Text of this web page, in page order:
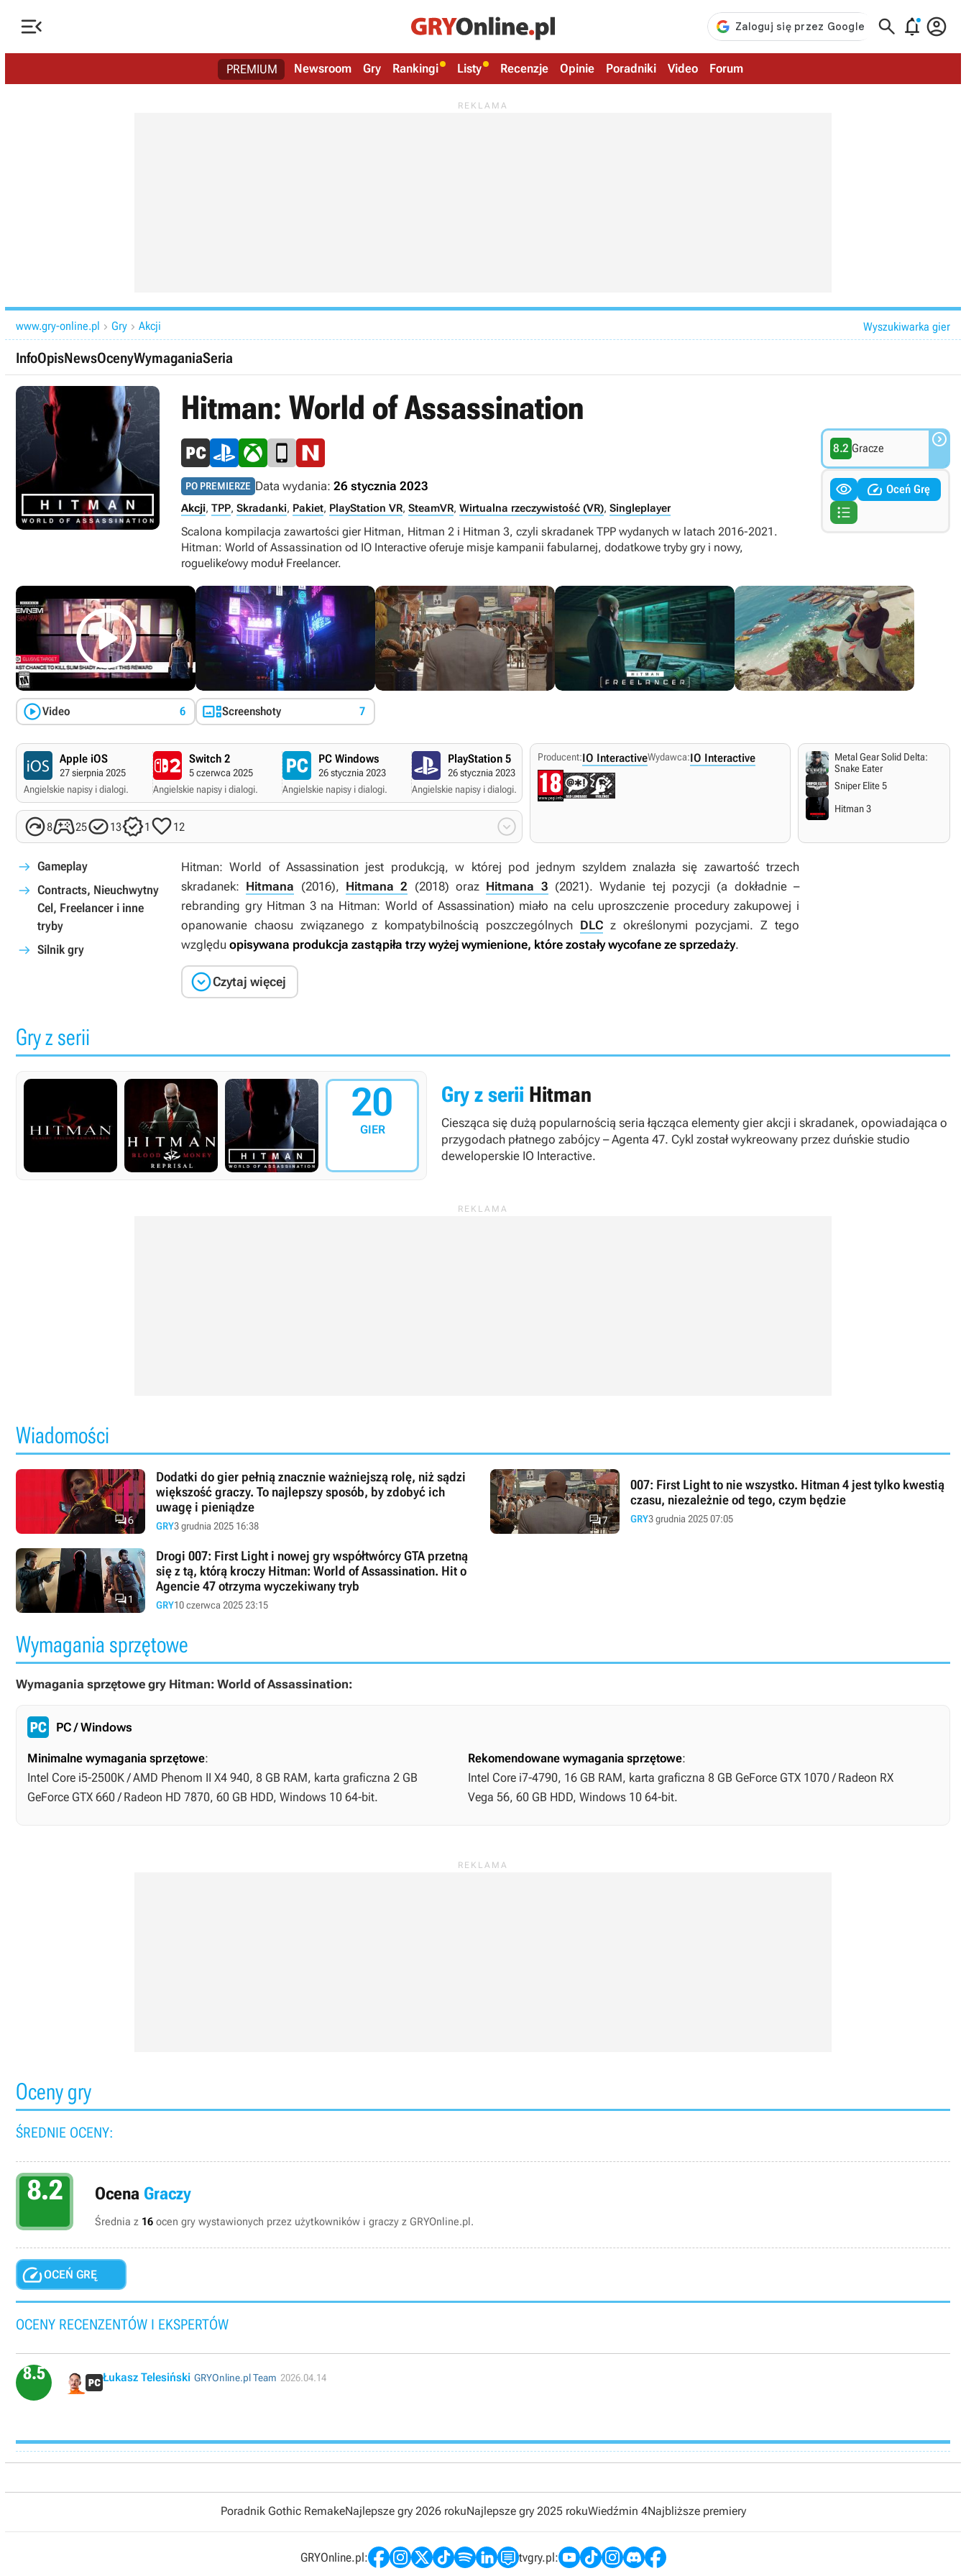
   
PREMIUM Newsroom Gry Rankingi Listy Recenzje Opinie Poradniki Video Forum
www.gry-online.pl  Gry  Akcji Wyszukiwarka gier
InfoOpisNewsOcenyWymaganiaSeria
Hitman: World of Assassination
PO PREMIERZE Data wydania: 26 stycznia 2023
Akcji, TPP, Skradanki, Pakiet, PlayStation VR, SteamVR, Wirtualna rzeczywistość (VR), Singleplayer
Scalona kompilacja zawartości gier Hitman, Hitman 2 i Hitman 3, czyli skradanek TPP wydanych w latach 2016-2021.
Hitman: World of Assassination od IO Interactive oferuje misje kampanii fabularnej, dodatkowe tryby gry i nowy,
roguelike’owy moduł Freelancer.
8.2 Gracze 
  Oceń Grę


Video 6 Screenshoty 7
Apple iOS
27 sierpnia 2025
Angielskie napisy i dialogi.
Switch 2
5 czerwca 2025
Angielskie napisy i dialogi.
PC Windows
26 stycznia 2023
Angielskie napisy i dialogi.
PlayStation 5
26 stycznia 2023
Angielskie napisy i dialogi.
PlayStation 4
26 stycznia 2023
Angielskie napisy i dialogi.
Xbox One Xbox Series X/S
26 stycznia 2023
Angielskie napisy i dialogi.
825131 12 
Producent:IO InteractiveWydawca:IO Interactive
Metal Gear Solid Delta:
Snake Eater
Sniper Elite 5
Hitman 3
Gameplay
Contracts, Nieuchwytny
Cel, Freelancer i inne
tryby
Silnik gry
Hitman: World of Assassination jest produkcją, w której pod jednym szyldem znalazła się zawartość trzech
skradanek: Hitmana (2016), Hitmana 2 (2018) oraz Hitmana 3 (2021). Wydanie tej pozycji (a dokładnie –
rebranding gry Hitman 3na Hitman: World of Assassination) miało na celu uproszczenie procedury zakupowej i
opanowanie chaosu związanego z kompatybilnością poszczególnych DLC z określonymi pozycjami. Z tego
względu opisywana produkcja zastąpiła trzy wyżej wymienione, które zostały wycofane ze sprzedaży.
Czytaj więcej
Gry z serii
20
GIER
Gry z serii Hitman
Ciesząca się dużą popularnością seria łącząca elementy gier akcji i skradanek, opowiadająca o
przygodach płatnego zabójcy – Agenta 47. Cykl został wykreowany przez duńskie studio
deweloperskie IO Interactive.
Wiadomości
6
Dodatki do gier pełnią znacznie ważniejszą rolę, niż sądzi
większość graczy. To najlepszy sposób, by zdobyć ich
uwagę i pieniądze
GRY3 grudnia 2025 16:38 7
007: First Light to nie wszystko. Hitman 4 jest tylko kwestią
czasu, niezależnie od tego, czym będzie
GRY3 grudnia 2025 07:05
1
Drogi 007: First Light i nowej gry współtwórcy GTA przetną
się z tą, którą kroczy Hitman: World of Assassination. Hit o
Agencie 47 otrzyma wyczekiwany tryb
GRY10 czerwca 2025 23:15
Wymagania sprzętowe
Wymagania sprzętowe gry Hitman: World of Assassination:
PC / Windows
Minimalne wymagania sprzętowe:
Intel Core i5-2500K / AMD Phenom II X4 940, 8 GB RAM, karta graficzna 2 GB
GeForce GTX 660 / Radeon HD 7870, 60 GB HDD, Windows 10 64-bit.
Rekomendowane wymagania sprzętowe:
Intel Core i7-4790, 16 GB RAM, karta graficzna 8 GB GeForce GTX 1070 / Radeon RX
Vega 56, 60 GB HDD, Windows 10 64-bit.
Oceny gry
ŚREDNIE OCENY:
8.2 Ocena Graczy
Średnia z 16 ocen gry wystawionych przez użytkowników i graczy z GRYOnline.pl.
OCEŃ GRĘ
OCENY RECENZENTÓW I EKSPERTÓW
8.5 Łukasz Telesiński GRYOnline.pl Team 2026.04.14
Poradnik Gothic RemakeNajlepsze gry 2026 rokuNajlepsze gry 2025 rokuWiedźmin 4Najbliższe premiery
GRYOnline.pl: tvgry.pl: